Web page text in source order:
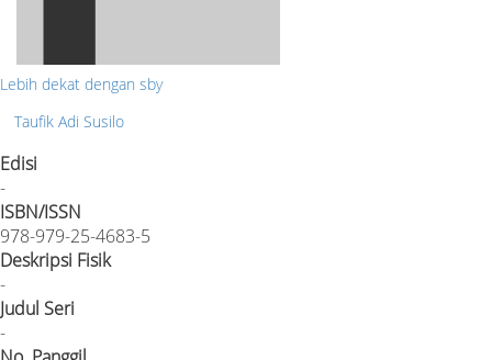
Lebih dekat dengan sby
Taufik Adi Susilo
Edisi
-
ISBN/ISSN
978-979-25-4683-5
Deskripsi Fisik
-
Judul Seri
-